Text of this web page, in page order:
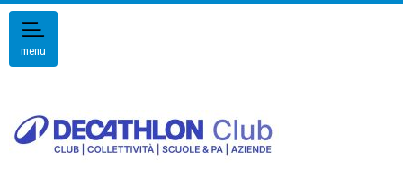
menu